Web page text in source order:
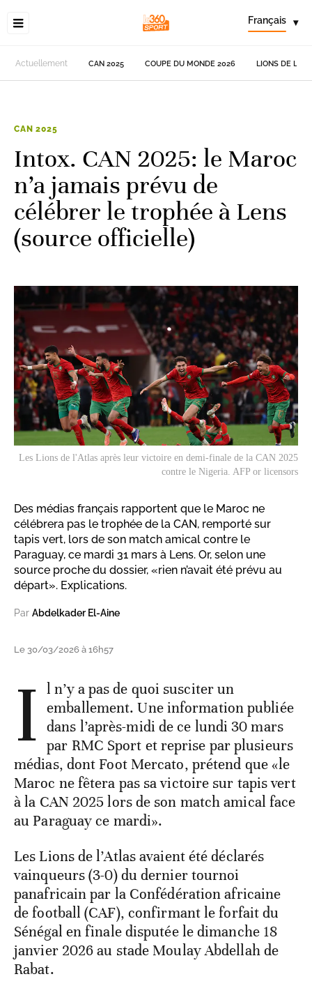
Français ▾
Actuellement CAN 2025 COUPE DU MONDE 2026 LIONS DE
CAN 2025
Intox. CAN 2025: le Maroc
n’a jamais prévu de
célébrer le trophée à Lens
(source officielle)
Les Lions de l'Atlas après leur victoire en demi-finale de la CAN 2025
contre le Nigeria. AFP or licensors
Des médias français rapportent que le Maroc ne
célébrera pas le trophée de la CAN, remporté sur
tapis vert, lors de son match amical contre le
Paraguay, ce mardi 31 mars à Lens. Or, selon une
source proche du dossier, «rien n’avait été prévu au
départ». Explications.
Par Abdelkader El-Aine
Le 30/03/2026 à 16h57
I l n’y a pas de quoi susciter un
emballement. Une information publiée
dans l’après-midi de ce lundi 30 mars
par RMC Sport et reprise par plusieurs
médias, dont Foot Mercato, prétend que «le
Maroc ne fêtera pas sa victoire sur tapis vert
à la CAN 2025 lors de son match amical face
au Paraguay ce mardi».
Les Lions de l’Atlas avaient été déclarés
vainqueurs (3-0) du dernier tournoi
panafricain par la Confédération africaine
de football (CAF), confirmant le forfait du
Sénégal en finale disputée le dimanche 18
janvier 2026 au stade Moulay Abdellah de
Rabat.